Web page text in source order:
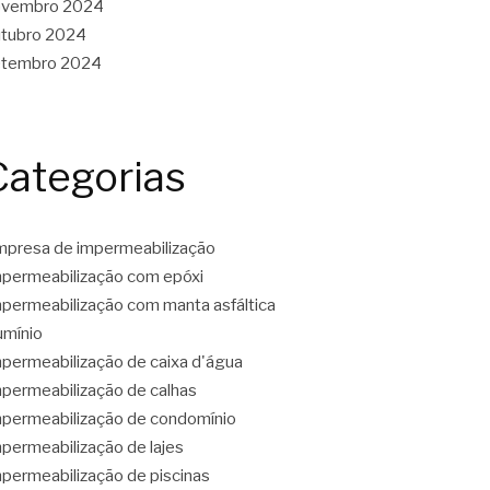
2024
2024
2024
de impermeabilização
com epóxi
com manta asfáltica
de caixa d'água
de calhas
de condomínio
de lajes
de piscinas